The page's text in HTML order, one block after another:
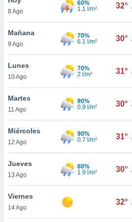
en
más
nuestra
de
cookies
aceptar
8 Ago
60%
1.1 l/m²
32°
Mañana
9 Ago
70%
6.1 l/m²
30°
Lunes
10 Ago
70%
2 l/m²
31°
Martes
11 Ago
80%
0.9 l/m²
30°
Miércoles
12 Ago
90%
0.7 l/m²
31°
Jueves
13 Ago
80%
1.9 l/m²
30°
Viernes
14 Ago
32°